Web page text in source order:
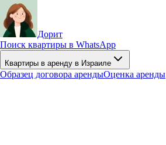
Дорит
Поиск квартиры в WhatsApp
Квартиры в аренду в Израиле
Образец договора арендыОценка аренды